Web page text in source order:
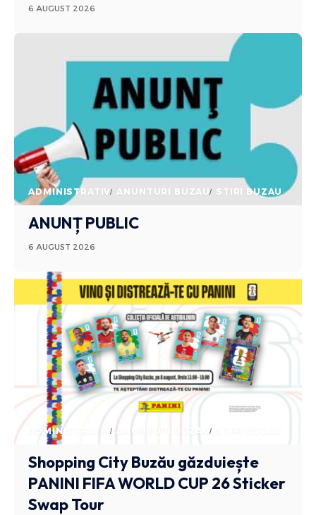
6 AUGUST 2026
ADMINISTRATIV ANUNTURI BUZAU STIRI BUZAU
ANUNȚ PUBLIC
6 AUGUST 2026
ADMINISTRATIV ANUNTURI BUZAU
Shopping City Buzău găzduiește
PANINI FIFA WORLD CUP 26 Sticker
Swap Tour